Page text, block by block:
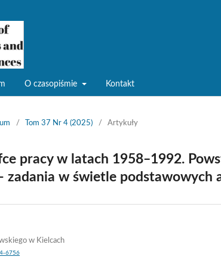
O czasopiśmie Kontakt
/ Tom 37 Nr 4 (2025) / Artykuły
pracy w latach 1958‒1992.
zadania w świetle podstawowych
w Kielcach
6756